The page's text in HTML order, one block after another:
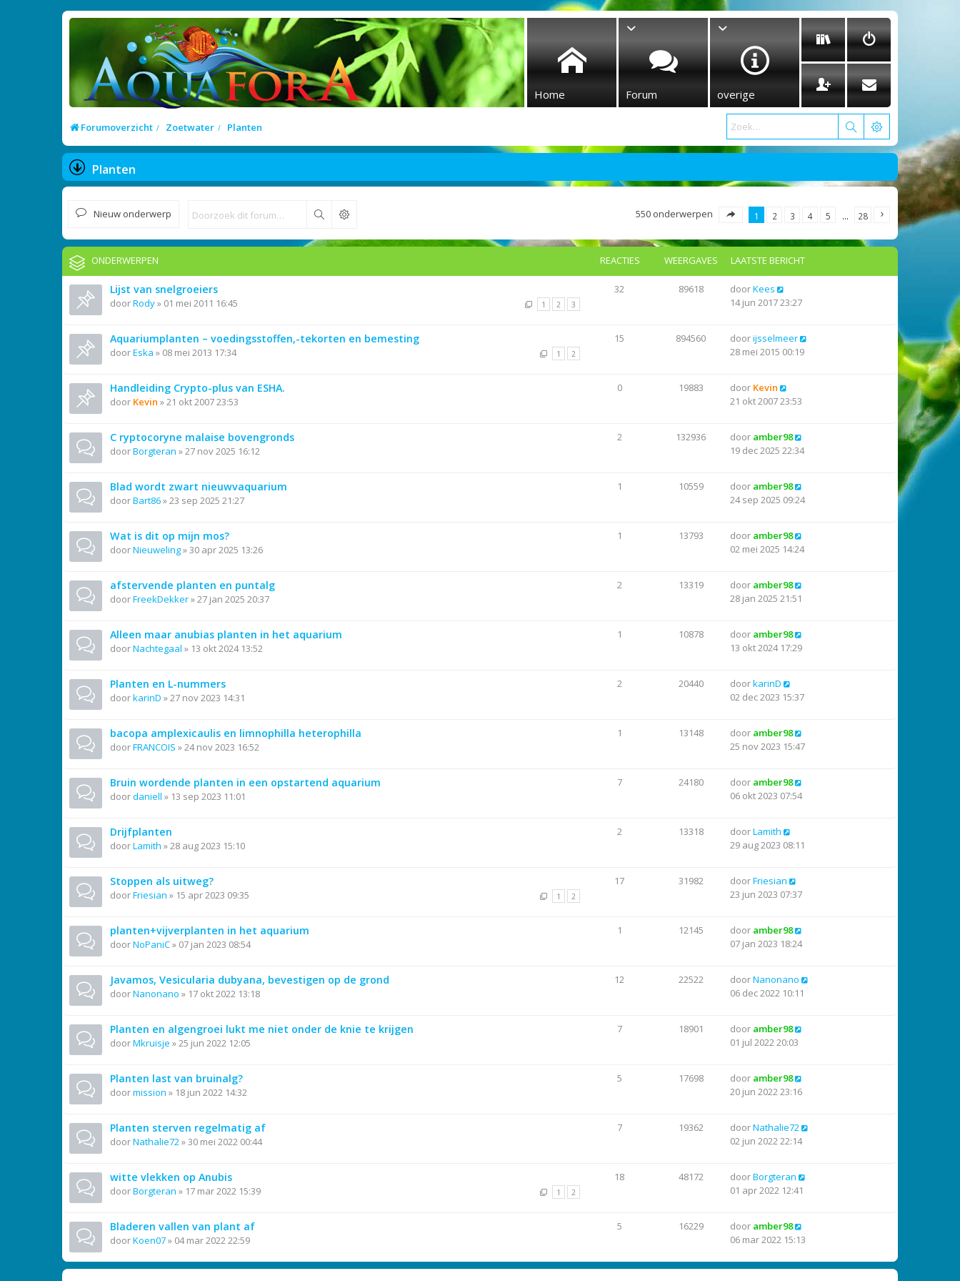
Home Forum overige
Forumoverzicht Zoetwater Planten
Planten
Nieuw onderwerp Zoek 550 onderwerpen 1 2 3 4 5 … 28
ONDERWERPEN REACTIES WEERGAVES LAATSTE BERICHT
Lijst van snelgroeiers
doorRody» 01 mei 2011 16:45 1 2 3
32 89618 doorKees
14 jun 2017 23:27
Aquariumplanten – voedingsstoffen,-tekorten en bemesting
doorEska » 08 mei 2013 17:34 1 2
15 894560 doorijsselmeer
28 mei 2015 00:19
Handleiding Crypto-plus van ESHA.
door Kevin »21 okt 2007 23:53
0 19883 door Kevin
21 okt 2007 23:53
C ryptocoryne malaise bovengronds
doorBorgteran »27 nov 2025 16:12
2 132936 door amber98
19 dec 2025 22:34
Blad wordt zwart nieuwvaquarium
doorBart86»23 sep 2025 21:27
1 10559 door amber98
24 sep 2025 09:24
Wat is dit op mijn mos?
doorNieuweling»30 apr 2025 13:26
1 13793 door amber98
02 mei 2025 14:24
afstervende planten en puntalg
doorFreekDekker»27 jan 2025 20:37
2 13319 door amber98
28 jan 2025 21:51
Alleen maar anubias planten in het aquarium
doorNachtegaal » 13 okt 2024 13:52
1 10878 door amber98
13 okt 2024 17:29
Planten en L-nummers
doorkarinD »27 nov 2023 14:31
2 20440 doorkarinD
02 dec 2023 15:37
bacopa amplexicaulis en limnophilla heterophilla
doorFRANCOIS »24 nov 2023 16:52
1 13148 door amber98
25 nov 2023 15:47
Bruin wordende planten in een opstartend aquarium
doordaniell » 13 sep 2023 11:01
7 24180 door amber98
06 okt 2023 07:54
Drijfplanten
doorLamith »28 aug 2023 15:10
2 13318 doorLamith
29 aug 2023 08:11
Stoppen als uitweg?
doorFriesian » 15 apr 2023 09:35 1 2
17 31982 doorFriesian
23 jun 2023 07:37
planten+vijverplanten in het aquarium
doorNoPaniC» 07 jan 2023 08:54
1 12145 door amber98
07 jan 2023 18:24
Javamos, Vesicularia dubyana, bevestigen op de grond
doorNanonano » 17 okt 2022 13:18
12 22522 doorNanonano
06 dec 2022 10:11
Planten en algengroei lukt me niet onder de knie te krijgen
doorMkruisje »25 jun 2022 12:05
7 18901 door amber98
01 jul 2022 20:03
Planten last van bruinalg?
doormission » 18 jun 2022 14:32
5 17698 door amber98
20 jun 2022 23:16
Planten sterven regelmatig af
doorNathalie72»30 mei 2022 00:44
7 19362 doorNathalie72
02 jun 2022 22:14
witte vlekken op Anubis
doorBorgteran » 17 mar 2022 15:39 1 2
18 48172 doorBorgteran
01 apr 2022 12:41
Bladeren vallen van plant af
doorKoen07» 04 mar 2022 22:59
5 16229 door amber98
06 mar 2022 15:13